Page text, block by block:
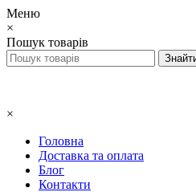
Меню
×
Пошук товарів
×
Головна
Доставка та оплата
Блог
Контакти